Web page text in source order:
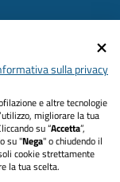
sulla privacy
e altre tecnologie
migliorare la tua
su “Accetta”,
su "Nega" o chiudendo il
cookie strettamente
la tua scelta.